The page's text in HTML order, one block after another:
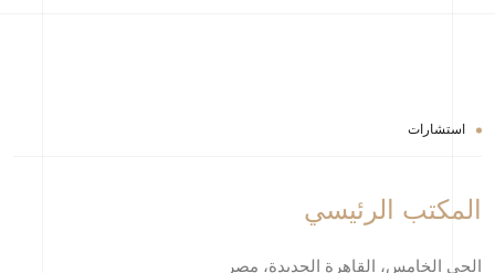
استشارات
المكتب الرئيسي
الحي الخامس، القاهرة الجديدة، مصر